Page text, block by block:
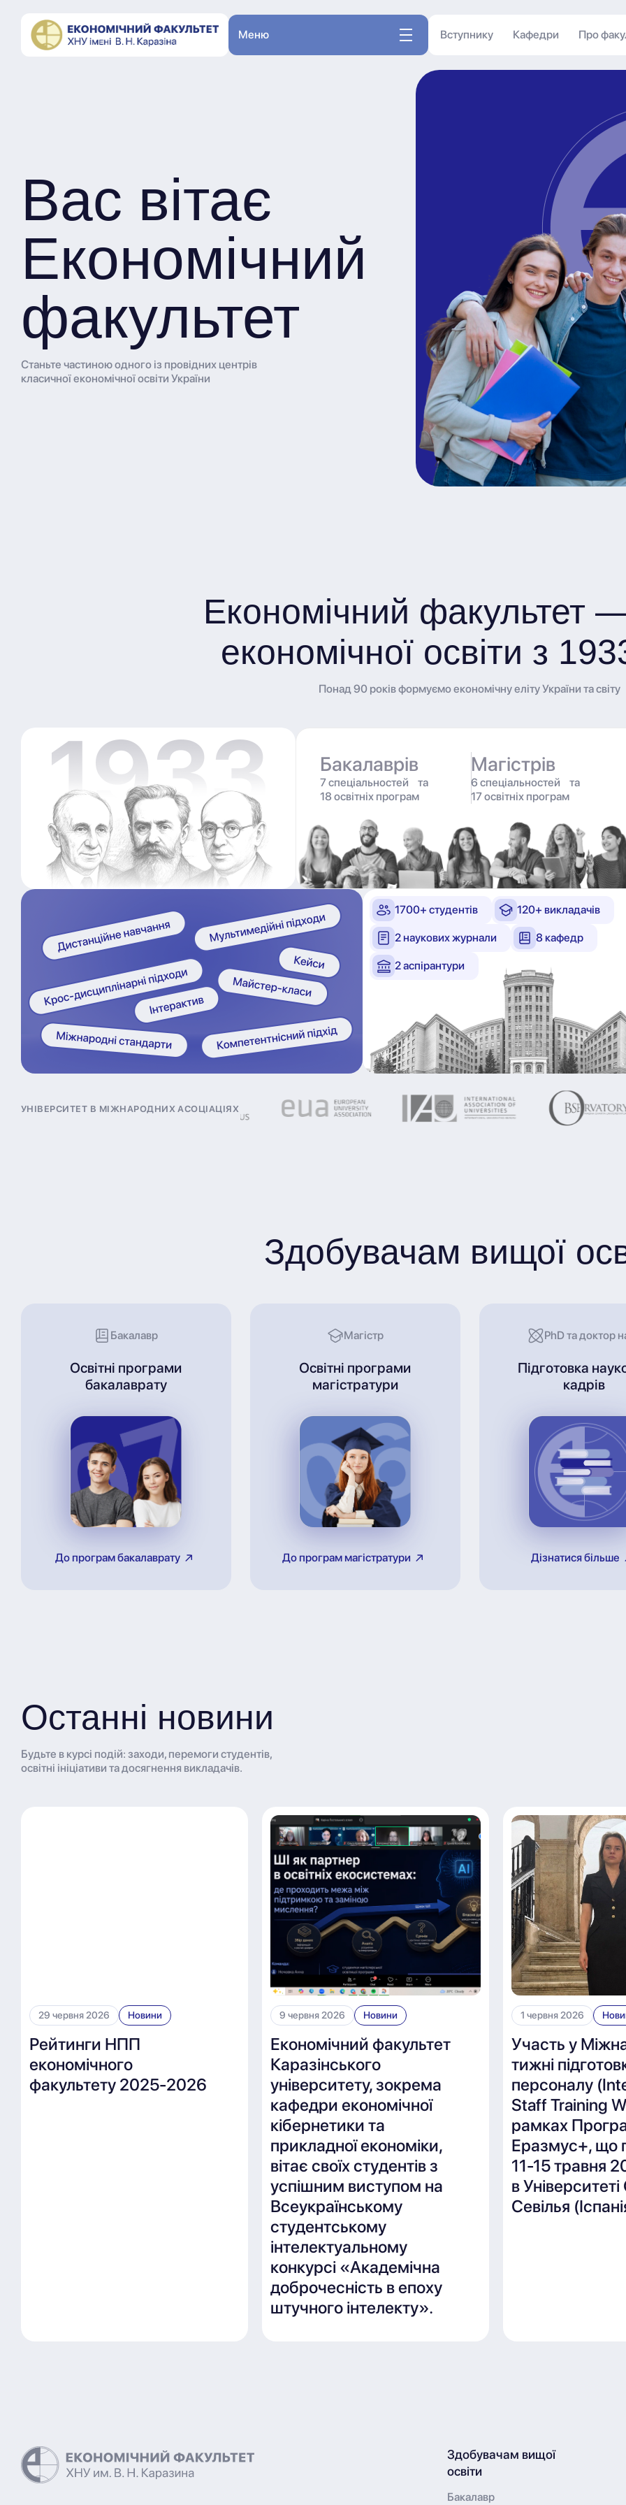
Меню Вступнику Кафедри Про
Вас вітає
Економічний
факультет
Станьте частиною одного із провідних центрів
класичної економічної освіти України
Економічний факультет
економічної освіти з
Понад 90 років формуємо економічну еліту України та світу
Бакалаврів
7 спеціальностей та
18 освітніх програм
Магістрів
6 спеціальностей та
17 освітніх програм
1700+ студентів 120+ викладачів
2 наукових журнали 8 кафедр
2 аспірантури
Університет в міжнародних асоціаціях
Здобувачам вищої
Бакалавр
Освітні програми
бакалаврату
До програм бакалаврату
Магістр
Освітні програми
магістратури
До програм магістратури
PhD та доктор
Підготовка
кадрів
Дізнатися більше
Останні новини
Будьте в курсі подій: заходи, перемоги студентів,
освітні ініціативи та досягнення викладачів.
29 червня 2026 Новини
Рейтинги НПП
економічного
факультету 2025-2026
9 червня 2026 Новини
Економічний факультет
Каразінського
університету, зокрема
кафедри економічної
кібернетики та
прикладної економіки,
вітає своїх студентів з
успішним виступом на
Всеукраїнському
студентському
інтелектуальному
конкурсі «Академічна
доброчесність в епоху
штучного інтелекту».
1 червня 2026
Участь у
тижні
персоналу
Staff Training
рамках
Еразмус+, що
11-15 травня
в Університеті
Севілья
Здобувачам вищої
освіти
Бакалавр